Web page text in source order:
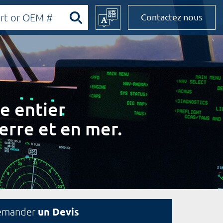
Contactez nous
entier
et en mer.
un Devis